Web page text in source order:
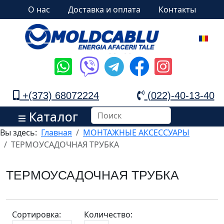
О нас Доставка и оплата Контакты
+(373) 68072224 (022)-40-13-40
Каталог
Вы здесь: Главная
МОНТАЖНЫЕ АКСЕССУАРЫ
ТЕРМОУСАДОЧНАЯ ТРУБКА
ТЕРМОУСАДОЧНАЯ ТРУБКА
Сортировка: Количество: